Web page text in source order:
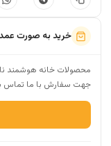
خرید به صورت
محصولات خانه هوشمند
جهت سفارش با ما تماس